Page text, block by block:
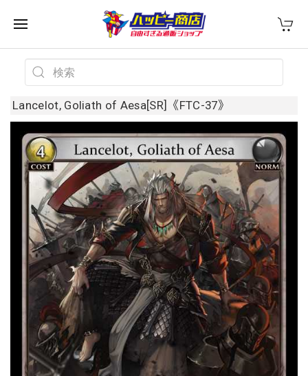
Lancelot, Goliath of Aesa[SR]《FTC-37》